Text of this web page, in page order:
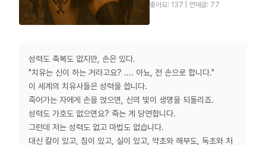
좋아요: 137
연재글: 77
성력도 축복도 없지만, 손은 있다.
"치유는 신이 하는 거라고요? .... 아뇨, 전 손으로 합니다."
이 세계의 치유사들은 성력을 씁니다.
죽어가는 자에게 손을 얹으면, 신의 빛이 생명을 되돌리죠.
성력도 가호도 없으면요? 죽는 게 당연합니다.
그런데 저는 성력도 없고 마법도 없습니다.
대신 칼이 있고, 침이 있고, 실이 있고, 약초와 해부도, 독초와 처